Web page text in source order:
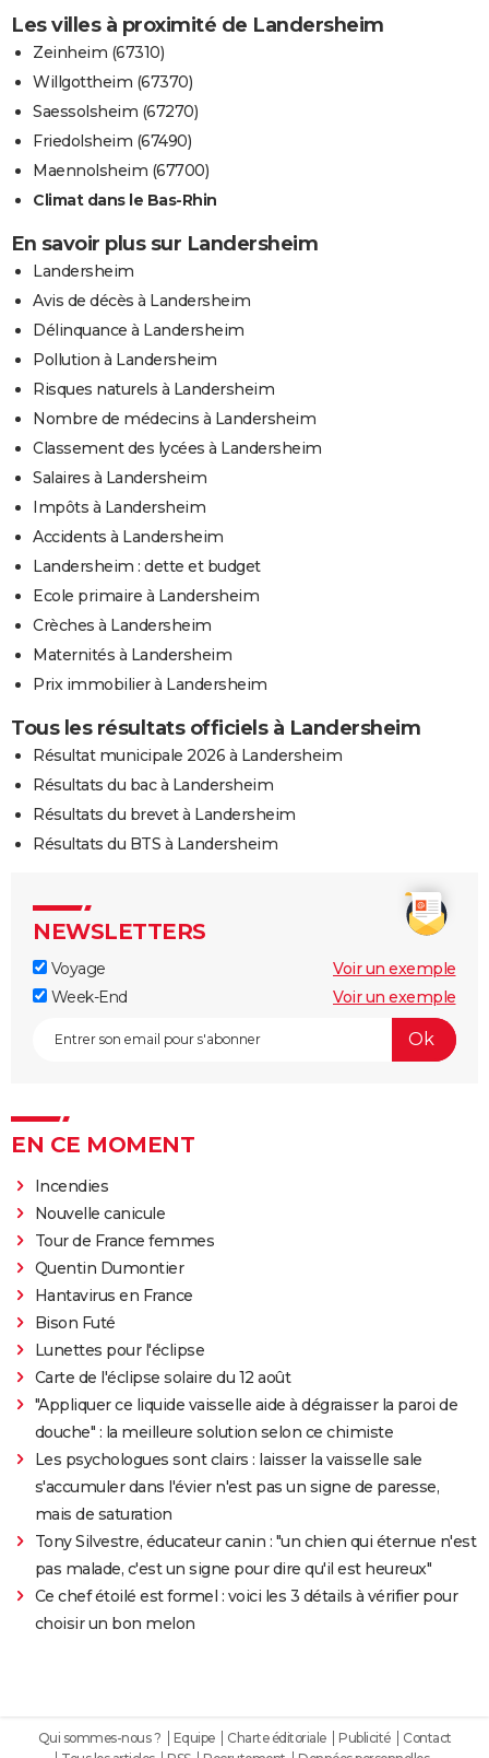
Les villes à proximité de Landersheim
Zeinheim (67310)
Willgottheim (67370)
Saessolsheim (67270)
Friedolsheim (67490)
Maennolsheim (67700)
Climat dans le Bas-Rhin
En savoir plus sur Landersheim
Landersheim
Avis de décès à Landersheim
Délinquance à Landersheim
Pollution à Landersheim
Risques naturels à Landersheim
Nombre de médecins à Landersheim
Classement des lycées à Landersheim
Salaires à Landersheim
Impôts à Landersheim
Accidents à Landersheim
Landersheim : dette et budget
Ecole primaire à Landersheim
Crèches à Landersheim
Maternités à Landersheim
Prix immobilier à Landersheim
Tous les résultats officiels à Landersheim
Résultat municipale 2026 à Landersheim
Résultats du bac à Landersheim
Résultats du brevet à Landersheim
Résultats du BTS à Landersheim
NEWSLETTERS
Voyage
Voir un exemple
Week-End
Voir un exemple
EN CE MOMENT
Incendies
Nouvelle canicule
Tour de France femmes
Quentin Dumontier
Hantavirus en France
Bison Futé
Lunettes pour l'éclipse
Carte de l'éclipse solaire du 12 août
"Appliquer ce liquide vaisselle aide à dégraisser la paroi de
douche" : la meilleure solution selon ce chimiste
Les psychologues sont clairs : laisser la vaisselle sale
s'accumuler dans l'évier n'est pas un signe de paresse,
mais de saturation
Tony Silvestre, éducateur canin : "un chien qui éternue n'est
pas malade, c'est un signe pour dire qu'il est heureux"
Ce chef étoilé est formel : voici les 3 détails à vérifier pour
choisir un bon melon
Qui sommes-nous ? Equipe Charte éditoriale Publicité
Contact